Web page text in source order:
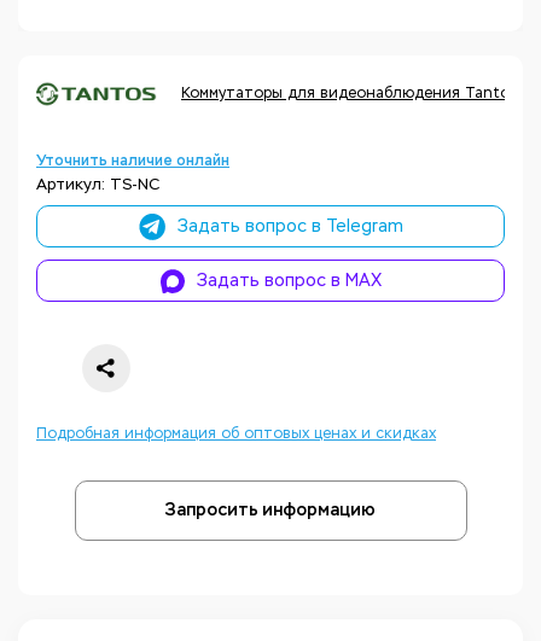
Коммутаторы для видеонаблюдения Tantos
Уточнить наличие онлайн
Артикул: TS-NC
Задать вопрос в Telegram
Задать вопрос в MAX
Подробная информация об оптовых ценах и скидках
Запросить информацию